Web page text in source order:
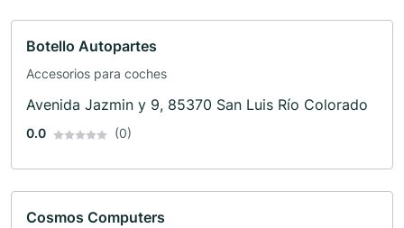
Botello Autopartes
Accesorios para coches
Avenida Jazmin y 9, 85370 San Luis Río Colorado
0.0 (0)
Cosmos Computers